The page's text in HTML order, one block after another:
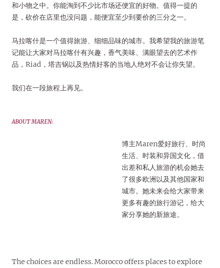
和小物之中。你能淘到不少比市场还便宜的好物。值得一提的
是，砍价在店里也没问题，能便宜至少到要价的三分之一。
马拉喀什是一个值得旅游、细细品味的城市。我希望我的旅游笔
记能让大家对马拉喀什有兴趣，香气美味、满眼望去的艺术作
品，Riad，塔吉锅以及热情好客的当地人绝对不会让你失望。
我们在一段旅程上再见。
ABOUT MAREN:
博主Maren爱好旅行、时尚
生活、时装和异国文化，借
出差和私人旅游的机会她去
了很多欧洲以及其他国家和
城市。她未来会给大家带来
更多有趣的旅行游记，给大
家分享她的新旅途。
The choices are endless. Morocco offers places to explore